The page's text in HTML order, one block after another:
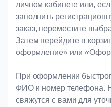
личном кабинете или,
заполнить
заказ, переместите
Затем перейдите в
оформление» или
При оформлении
ФИО и номер телефона.
свяжутся с вами для